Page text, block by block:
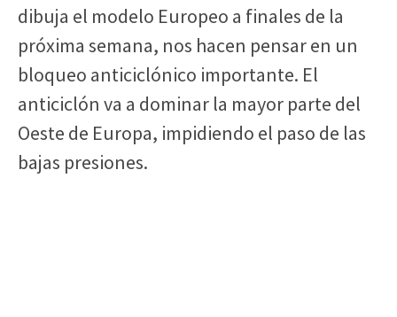
dibuja el modelo Europeo a finales de la
próxima semana, nos hacen pensar en un
bloqueo anticiclónico importante. El
anticiclón va a dominar la mayor parte del
Oeste de Europa, impidiendo el paso de las
bajas presiones.